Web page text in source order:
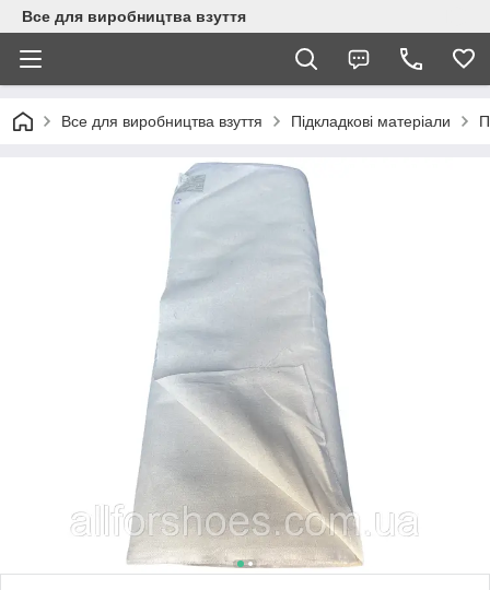
Все для виробництва взуття
Все для виробництва взуття Підкладкові матеріали